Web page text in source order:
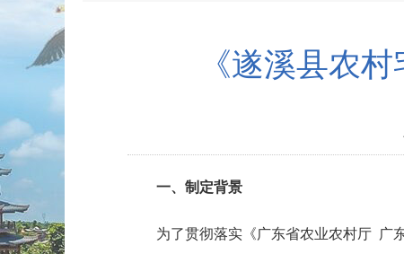
《遂溪县农
一、制定背景
为了贯彻落实《广东省农业农村厅 广东